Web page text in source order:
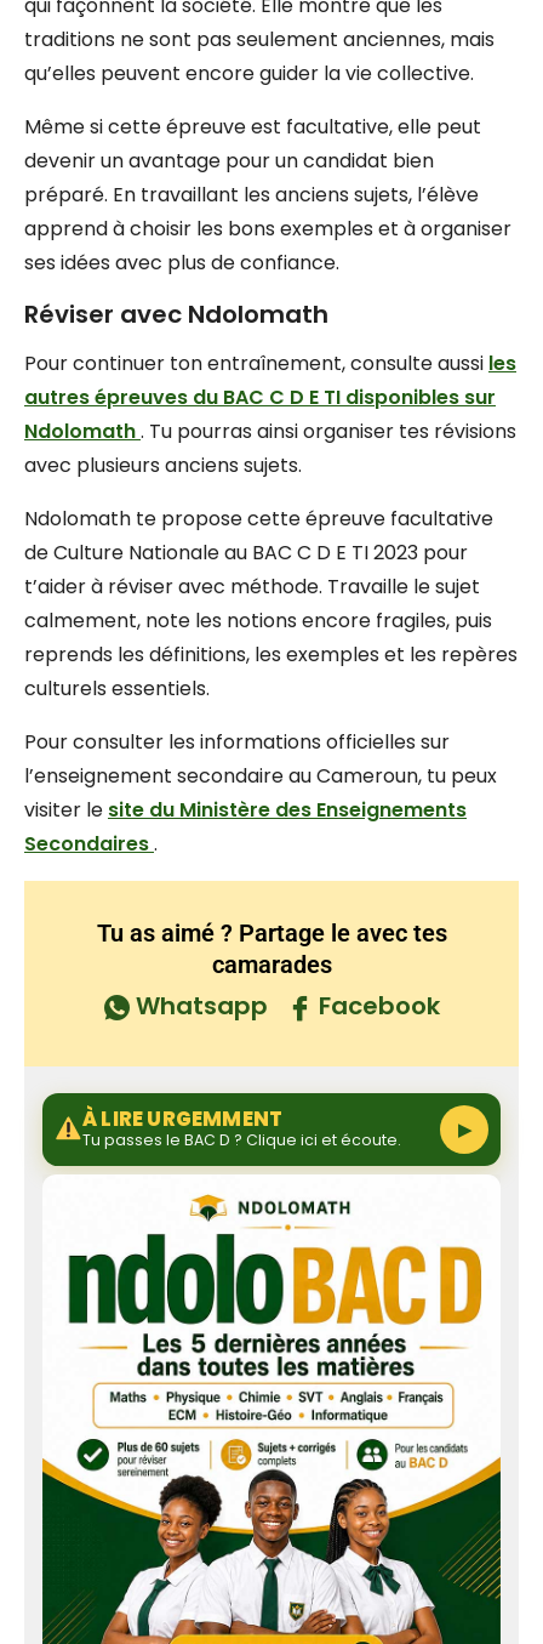
traditions ne sont pas seulement anciennes, mais
qu’elles peuvent encore guider la vie collective.
Même si cette épreuve est facultative, elle peut
devenir un avantage pour un candidat bien
préparé. En travaillant les anciens sujets, l’élève
apprend à choisir les bons exemples et à organiser
ses idées avec plus de confiance.
Réviser avec Ndolomath
Pour continuer ton entraînement, consulte aussi les
autres épreuves du BAC C D E TI disponibles sur
Ndolomath. Tu pourras ainsi organiser tes révisions
avec plusieurs anciens sujets.
Ndolomath te propose cette épreuve facultative
de Culture Nationale au BAC C D E TI 2023 pour
t’aider à réviser avec méthode. Travaille le sujet
calmement, note les notions encore fragiles, puis
reprends les définitions, les exemples et les repères
culturels essentiels.
Pour consulter les informations officielles sur
l’enseignement secondaire au Cameroun, tu peux
visiter le site du Ministère des Enseignements
Secondaires.
Tu as aimé ? Partage le avec tes
camarades
Whatsapp Facebook
À LIRE URGEMMENT
Tu passes le BAC D ? Clique ici et écoute. ▶